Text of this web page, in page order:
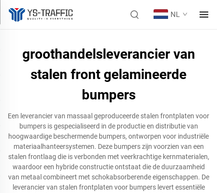
NL
groothandelsleverancier van
stalen front gelamineerde
bumpers
Een leverancier van massaal geproduceerde stalen frontplaten voor
bumpers is gespecialiseerd in de productie en distributie van
hoogwaardige beschermende bumpers, ontworpen voor industriële
materiaalhanteersystemen. Deze bumpers zijn voorzien van een
stalen frontlaag die is verbonden met veerkrachtige kernmaterialen,
waardoor een hybride constructie ontstaat die de duurzaamheid
van metaal combineert met schokabsorberende eigenschappen. De
leverancier van stalen frontplaten voor bumpers levert essentiële